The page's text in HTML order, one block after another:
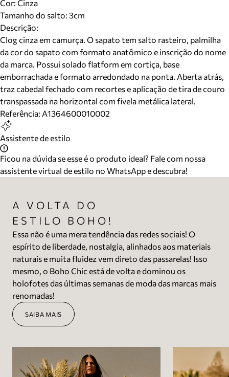
Cor: Cinza
Tamanho do salto: 3cm
Descrição:
Clog cinza em camurça. O sapato tem salto rasteiro, palmilha
da cor do sapato com formato anatômico e inscrição do nome
da marca. Possui solado flatform em cortiça, base
emborrachada e formato arredondado na ponta. Aberta atrás,
traz cabedal fechado com recortes e aplicação de tira de couro
transpassada na horizontal com fivela metálica lateral.
Referência: A1364600010002
Assistente de estilo
Ficou na dúvida se esse é o produto ideal? Fale com nossa
assistente virtual de estilo no WhatsApp e descubra!
A VOLTA DO
ESTILO BOHO!
Essa não é uma mera tendência das redes sociais! O
espírito de liberdade, nostalgia, alinhados aos materiais
naturais e muita fluidez vem direto das passarelas! Isso
mesmo, o Boho Chic está de volta e dominou os
holofotes das últimas semanas de moda das marcas mais
renomadas!
SAIBA MAIS